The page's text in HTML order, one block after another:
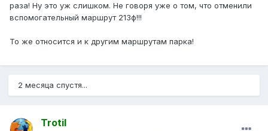
раза! Ну это уж слишком. Не говоря уже о том, что отменили
вспомогательный маршрут 213ф!!!
То же относится и к другим маршрутам парка!
2 месяца спустя...
Trotil